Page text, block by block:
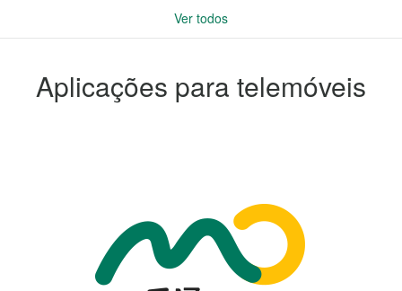
Ver todos
Aplicações para telemóveis